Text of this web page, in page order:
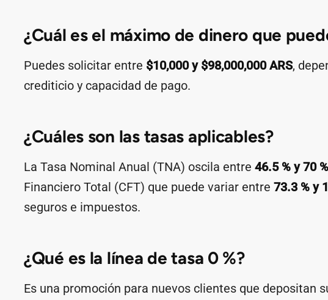
¿Cuál es el máximo de dinero que
Puedes solicitar entre $10,000 y $98,000,000 ARS,
crediticio y capacidad de pago.
¿Cuáles son las tasas aplicables?
La Tasa Nominal Anual (TNA) oscila entre 46.5 % y 70 %
Financiero Total (CFT) que puede variar entre 73.3 % y
seguros e impuestos.
¿Qué es la línea de tasa 0 %?
Es una promoción para nuevos clientes que depositan